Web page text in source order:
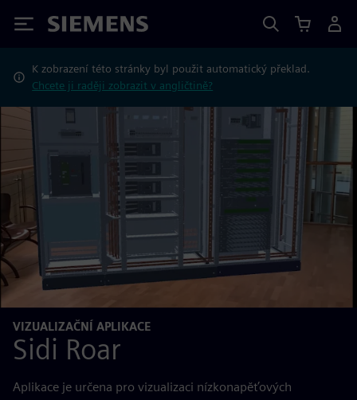
Siemens
K zobrazení této stránky byl použit automatický překlad.
Chcete ji raději zobrazit v angličtině?
VIZUALIZAČNÍ APLIKACE
Sidi Roar
Aplikace je určena pro vizualizaci nízkonapěťových